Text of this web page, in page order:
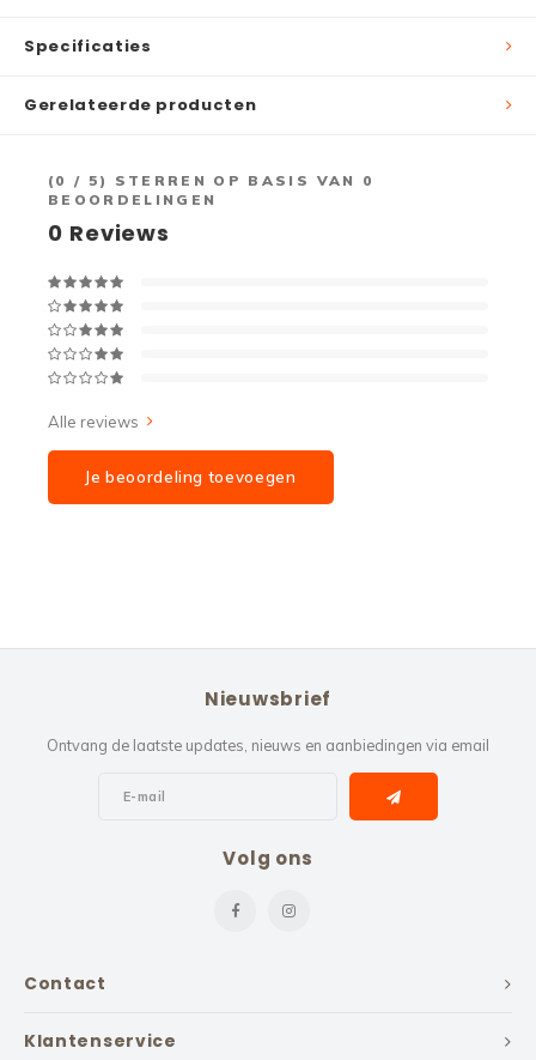
Specificaties
Gerelateerde producten
( 0 / 5) STERREN OP BASIS VAN 0
BEOORDELINGEN
0 Reviews
Alle reviews
Je beoordeling toevoegen
Contact
Nieuwsbrief
Ontvang de laatste updates, nieuws en aanbiedingen via email
Volg ons
Klantenservice